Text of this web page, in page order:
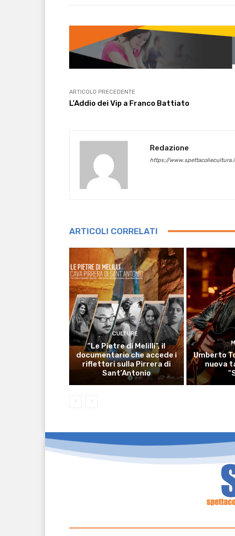
ARTICOLO PRECEDENTE
L’Addio dei Vip a Franco Battiato
Redazione
https://
ARTICOLI CORRELATI
CULTURE
“Le Pietre di Melilli”, il
documentario che accede i
riflettori sulla Pirrera di
Sant’Antonio
Umberto
nuova